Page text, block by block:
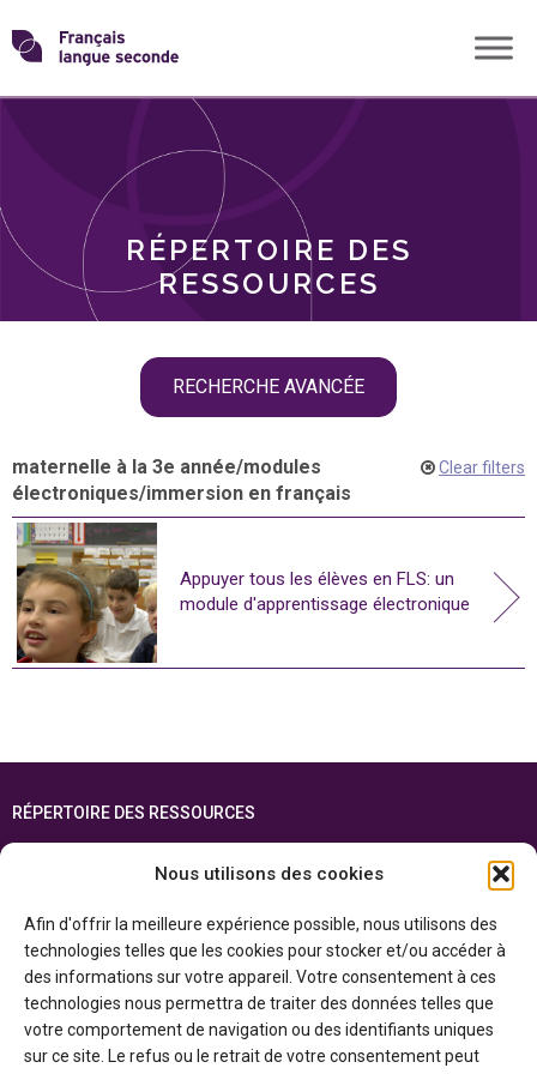
Nous utilisons des cookies
Afin d'offrir la meilleure expérience possible, nous utilisons des
technologies telles que les cookies pour stocker et/ou accéder à
des informations sur votre appareil. Votre consentement à ces
technologies nous permettra de traiter des données telles que
votre comportement de navigation ou des identifiants uniques
sur ce site. Le refus ou le retrait de votre consentement peut
Skip
toTransformons
langue
RÉPERTOIRE DES
RESSOURCES
RECHERCHE AVANCÉE
THÈMES
maternelle à la 3e année/modules
électroniques/immersion en français
Clear filters
Appuyer tous les élèves en FLS: un
module d'apprentissage électronique
RÉPERTOIRE DES RESSOURCES
ENGLISH
Cette ressource est réalisée grâce au soutien financier du gouvernement de
l’Ontario et du gouvernement duCanada par l’entremise du ministère du
Patrimoine canadien